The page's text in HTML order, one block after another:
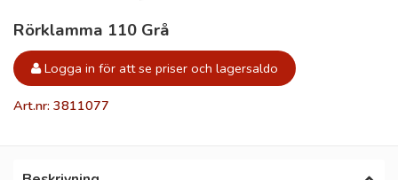
Rörklamma 110 Grå
Logga in för att se priser och lagersaldo
Art.nr: 3811077